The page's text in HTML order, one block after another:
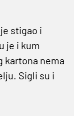
stigao i
je i kum
kartona nema
Sigli su i